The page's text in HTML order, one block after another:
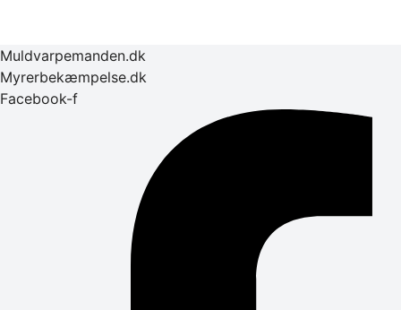
Muldvarpemanden.dk
Myrerbekæmpelse.dk
Facebook-f